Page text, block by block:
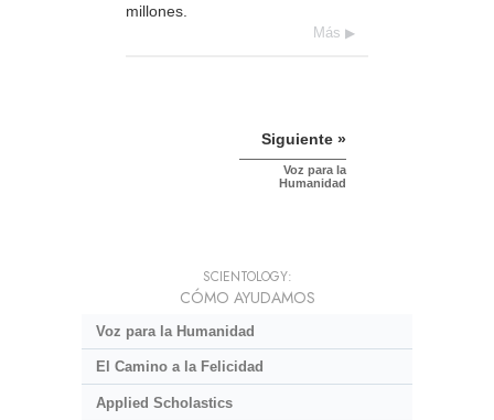
millones.
Más
Siguiente »
Voz para la
Humanidad
SCIENTOLOGY:
CÓMO AYUDAMOS
Voz para la Humanidad
El Camino a la Felicidad
Applied Scholastics